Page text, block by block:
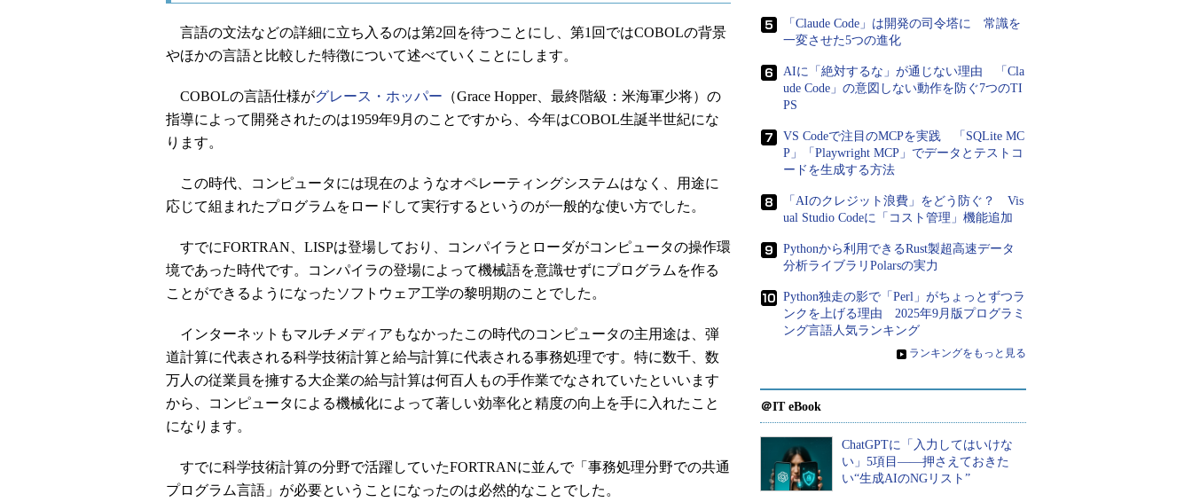
言語の文法などの詳細に立ち入るのは第2回を待つことにし、第1回ではCOBOLの背景
やほかの言語と比較した特徴について述べていくことにします。
COBOLの言語仕様がグレース・ホッパー （Grace Hopper、最終階級：米海軍少将）の
指導によって開発されたのは1959年9月のことですから、今年はCOBOL生誕半世紀にな
ります。
この時代、コンピュータには現在のようなオペレーティングシステムはなく、用途に
応じて組まれたプログラムをロードして実行するというのが一般的な使い方でした。
すでにFORTRAN、LISPは登場しており、コンパイラとローダがコンピュータの操作環
境であった時代です。コンパイラの登場によって機械語を意識せずにプログラムを作る
ことができるようになったソフトウェア工学の黎明期のことでした。
インターネットもマルチメディアもなかったこの時代のコンピュータの主用途は、弾
道計算に代表される科学技術計算と給与計算に代表される事務処理です。特に数千、数
万人の従業員を擁する大企業の給与計算は何百人もの手作業でなされていたといいます
から、コンピュータによる機械化によって著しい効率化と精度の向上を手に入れたこと
になります。
すでに科学技術計算の分野で活躍していたFORTRANに並んで「事務処理分野での共通
プログラム言語」が必要ということになったのは必然的なことでした。
「Claude Code」は開発の司令塔に 常識を
一変させた5つの進化
AIに「絶対するな」が通じない理由 「Cla
ude Code」の意図しない動作を防ぐ7つのTI
PS
VS Codeで注目のMCPを実践 「SQLite MC
P」「Playwright MCP」でデータとテストコ
ードを生成する方法
「AIのクレジット浪費」をどう防ぐ？ Vis
ual Studio Codeに「コスト管理」機能追加
Pythonから利用できるRust製超高速データ
分析ライブラリPolarsの実力
Python独走の影で「Perl」がちょっとずつラ
ンクを上げる理由 2025年9月版プログラミ
ング言語人気ランキング
» ランキングをもっと見る
＠IT eBook
ChatGPTに「入力してはいけな
い」5項目――押さえておきた
い“生成AIのNGリスト”